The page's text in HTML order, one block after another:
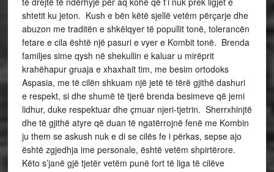
shtetit ku jeton. Kush e bën këtë sjellë vetëm përçarje dhe
abuzon me traditën e shkëlqyer të popullit tonë, tolerancën
fetare e cila është një pasuri e vyer e Kombit tonë. Brenda
familjes sime qysh në shekullin e kaluar u mirëprit
krahëhapur gruaja e xhaxhait tim, me besim ortodoks
Aspasia, me të cilën shkuam një jetë të tërë gjithë dashuri
e respekt, si dhe shumë të tjerë brenda besimeve që jemi
lidhur, duke respektuar dhe çmuar njeri-tjetrin. Sherrxhinjtë
dhe të gjithë atyre që duan të ngatërrojnë fenë me Kombin
ju them se askush nuk e di se cilës fe i përkas, sepse ajo
është zgjedhja ime personale, është vetëm shpirtërore.
Këto s’janë gjë tjetër vetëm punë fort të liga të cilëve